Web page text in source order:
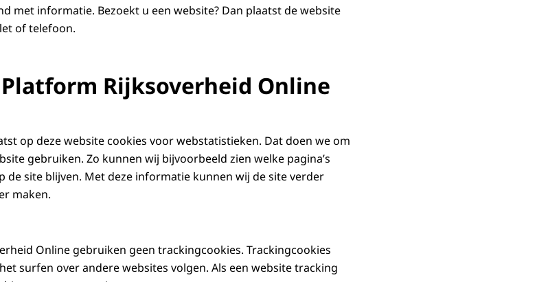
met informatie. Bezoekt u een website? Dan plaatst de website
of telefoon.
Rijksoverheid Online
op deze website cookies voor webstatistieken. Dat doen we om
gebruiken. Zo kunnen wij bijvoorbeeld zien welke pagina’s
de site blijven. Met deze informatie kunnen wij de site verder
maken.
Online gebruiken geen trackingcookies. Trackingcookies
surfen over andere websites volgen. Als een website tracking